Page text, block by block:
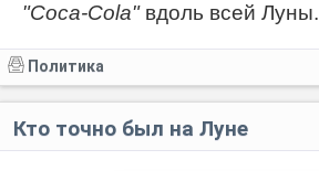
"Coca-Cola"вдоль всей Луны.
Политика
Кто точно был на Луне